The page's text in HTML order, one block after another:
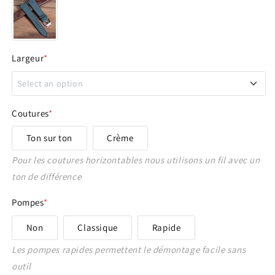
Largeur*
Select an option
14 - 12 mm
16 - 14 mm
17 - 16 mm
18 - 14 mm
18 - 16 mm
19 - 16 mm
Coutures*
Ton sur ton
Crème
Pour les coutures horizontables nous utilisons un fil avec un
ton de différence
Pompes*
Non Classique
Rapide
Les pompes rapides permettent le démontage facile sans
outil